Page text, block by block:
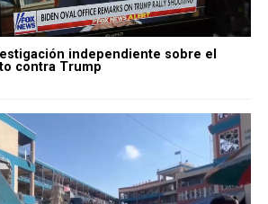
independiente sobre el
contra Trump